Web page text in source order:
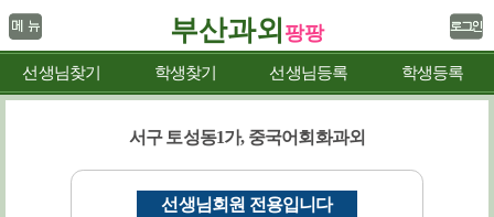
부산과외 팡팡
선생님찾기 학생찾기 선생님등록 학생등록
서구 토성동1가, 중국어회화과외
선생님회원 전용입니다